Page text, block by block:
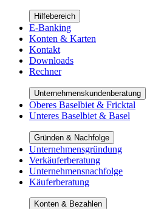
Hilfebereich
E-Banking
Konten & Karten
Kontakt
Downloads
Rechner
Unternehmenskundenberatung
Oberes Baselbiet & Fricktal
Unteres Baselbiet & Basel
Gründen & Nachfolge
Unternehmensgründung
Verkäuferberatung
Unternehmensnachfolge
Käuferberatung
Konten & Bezahlen